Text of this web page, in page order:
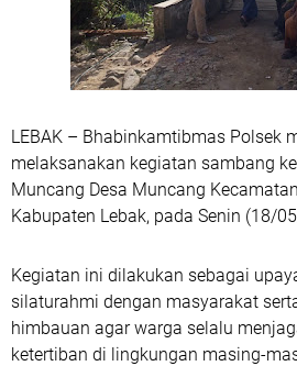
LEBAK – Bhabinkamtibmas Polsek
melaksanakan kegiatan sambang
Muncang Desa Muncang
Kabupaten Lebak, pada Senin (18/
Kegiatan ini dilakukan sebagai
silaturahmi dengan masyarakat
himbauan agar warga selalu
ketertiban di lingkungan masing-